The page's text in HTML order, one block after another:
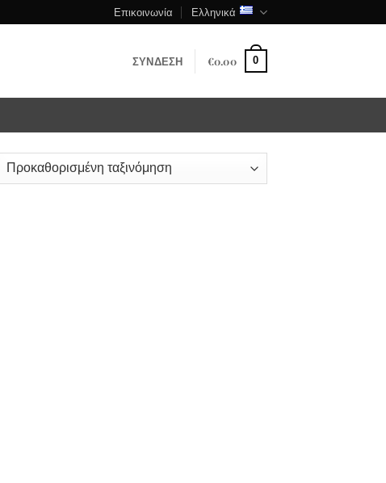
Επικοινωνία Ελληνικά
ΣΎΝΔΕΣΗ €0.00 0